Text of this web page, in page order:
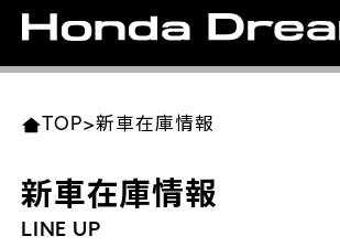
ラインアップ
TOP>新車在庫情報
新車在庫情報
LINE UP
東北エリア 店舗一覧
岩手県
関東エリア 店舗一覧
東京都
中部エリア 店舗一覧
愛知県
近畿エリア 店舗一覧
大阪府
中国・四国エリア 店舗一覧
岡山県
九州エリア 店舗一覧
福岡県